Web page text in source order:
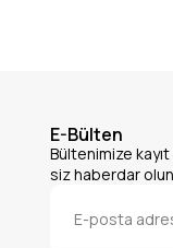
E-Bülten
Bültenimize
siz haberdar